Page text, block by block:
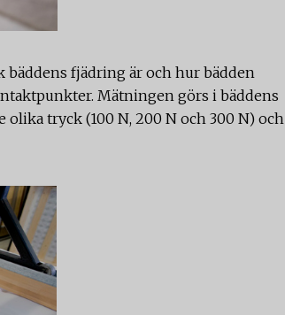
bäddens fjädring är och hur bädden
Mätningen görs i bäddens
tryck (100 N, 200 N och 300 N) och